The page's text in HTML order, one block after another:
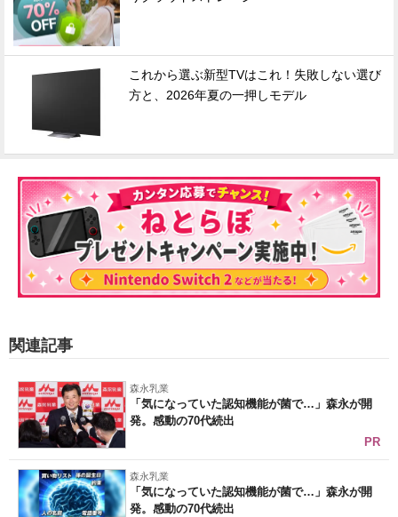
これから選ぶ新型TVはこれ！失敗しない選び
方と、2026年夏の一押しモデル
関連記事
森永乳業
「気になっていた認知機能が菌で…」森永が開
発。感動の70代続出
PR
森永乳業
「気になっていた認知機能が菌で…」森永が開
発。感動の70代続出